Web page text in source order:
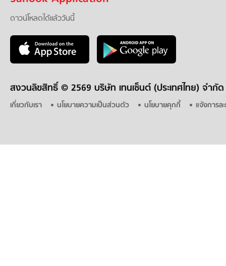
ดาวน์โหลดได้แล้ววันนี้
สงวนลิขสิทธิ์ © 2569 บริษัท เทนเซ็นต์ (ประเทศไทย) จำกัด
เกี่ยวกับเรา นโยบายความเป็นส่วนตัว นโยบายคุกกี้ แจ้งการล